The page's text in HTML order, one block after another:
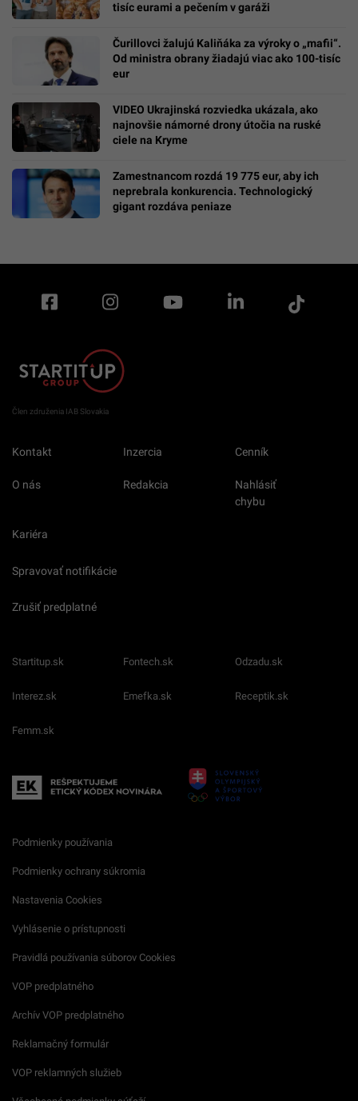
tisíc eurami a pečením v garáži
Čurillovci žalujú Kaliňáka za výroky o „mafii“.
Od ministra obrany žiadajú viac ako 100-tisíc
eur
VIDEO Ukrajinská rozviedka ukázala, ako
najnovšie námorné drony útočia na ruské
ciele na Kryme
Zamestnancom rozdá 19 775 eur, aby ich
neprebrala konkurencia. Technologický
gigant rozdáva peniaze
Člen združenia IAB Slovakia
Kontakt Inzercia Cenník
O nás Redakcia
Nahlásiť
chybu
Kariéra
Spravovať notifikácie
Zrušiť predplatné
Startitup.sk Fontech.sk Odzadu.sk
Interez.sk Emefka.sk Receptik.sk
Femm.sk
Podmienky používania
Podmienky ochrany súkromia
Nastavenia Cookies
Vyhlásenie o prístupnosti
Pravidlá používania súborov Cookies
VOP predplatného
Archív VOP predplatného
Reklamačný formulár
VOP reklamných služieb